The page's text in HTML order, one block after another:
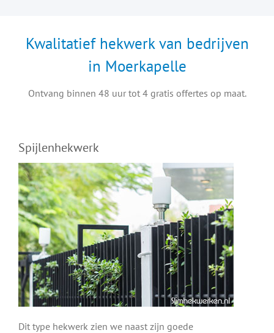
Kwalitatief hekwerk van bedrijven
in Moerkapelle
Ontvang binnen 48 uur tot 4 gratis offertes op maat.
Spijlenhekwerk
Dit type hekwerk zien we naast zijn goede